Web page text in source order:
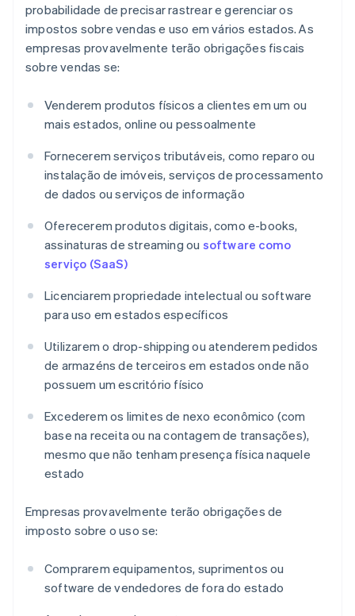
probabilidade de precisar rastrear e gerenciar os
impostos sobre vendas e uso em vários estados. As
empresas provavelmente terão obrigações fiscais
sobre vendas se:
Venderem produtos físicos a clientes em um ou
mais estados, online ou pessoalmente
Fornecerem serviços tributáveis, como reparo ou
instalação de imóveis, serviços de processamento
de dados ou serviços de informação
Oferecerem produtos digitais, como e-books,
assinaturas de streaming ou software como
serviço (SaaS)
Licenciarem propriedade intelectual ou software
para uso em estados específicos
Utilizarem o drop-shipping ou atenderem pedidos
de armazéns de terceiros em estados onde não
possuem um escritório físico
Excederem os limites de nexo econômico (com
base na receita ou na contagem de transações),
mesmo que não tenham presença física naquele
estado
Empresas provavelmente terão obrigações de
imposto sobre o uso se:
Comprarem equipamentos, suprimentos ou
software de vendedores de fora do estado